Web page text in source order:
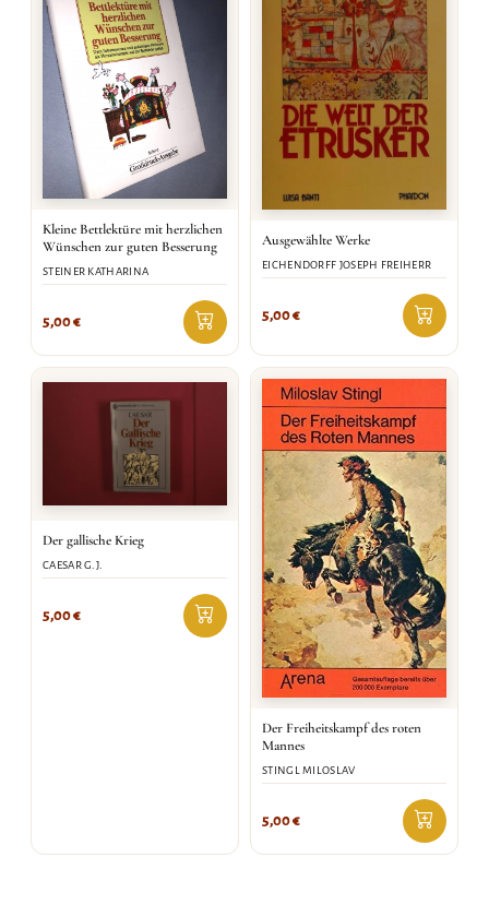
Kleine Bettlektüre mit herzlichen
Wünschen zur guten Besserung
STEINER KATHARINA
5,00€
Ausgewählte Werke
EICHENDORFF JOSEPH FREIHERR
5,00€
Der gallische Krieg
CAESAR G.J.
5,00€
Der Freiheitskampf des roten
Mannes
STINGL MILOSLAV
5,00€